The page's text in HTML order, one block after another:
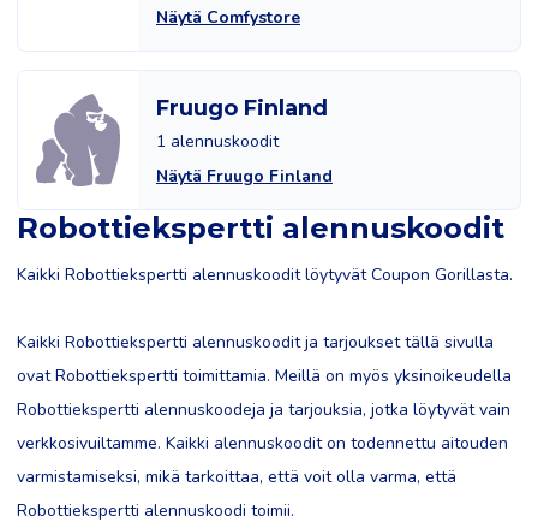
Näytä Comfystore
Fruugo Finland
1 alennuskoodit
Näytä Fruugo Finland
Robottiekspertti alennuskoodit
Kaikki Robottiekspertti alennuskoodit löytyvät Coupon Gorillasta.
Kaikki Robottiekspertti alennuskoodit ja tarjoukset tällä sivulla
ovat Robottiekspertti toimittamia. Meillä on myös yksinoikeudella
Robottiekspertti alennuskoodeja ja tarjouksia, jotka löytyvät vain
verkkosivuiltamme. Kaikki alennuskoodit on todennettu aitouden
varmistamiseksi, mikä tarkoittaa, että voit olla varma, että
Robottiekspertti alennuskoodi toimii.